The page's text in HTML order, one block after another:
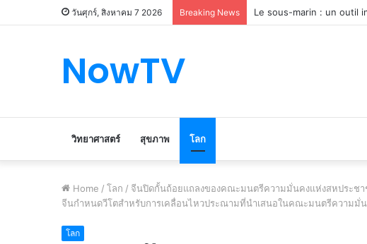
วันศุกร์, สิงหาคม 7 2026 Breaking News Le marché du véhicule
NowTV
วิทยาศาสตร์ สุขภาพ โลก
Home / โลก / จีนปิดกั้นถ้อยแถลงของคณะมนตรีความมั่นคงแห่งสหประช
จีนกำหนดวีโตสำหรับการเคลื่อนไหวประณามที่นำเสนอในคณะมนตรีความมั่น
โลก